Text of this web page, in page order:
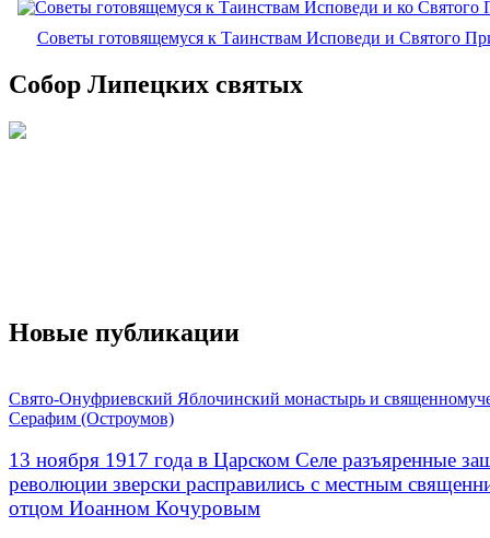
Советы готовящемуся к Таинствам Исповеди и Святого
Собор Липецких святых
Новые публикации
Свято-Онуфриевский Яблочинский монастырь и
Серафим (Остроумов)
13 ноября 1917 года в Царском Селе разъяренные
революции зверски расправились с местным
отцом Иоанном Кочуровым